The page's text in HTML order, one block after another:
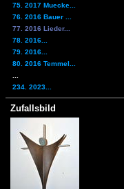
75. 2017 Muecke...
76. 2016 Bauer ...
77. 2016 Lieder...
78. 2016...
79. 2016...
80. 2016 Temmel...
234. 2023...
Zufallsbild